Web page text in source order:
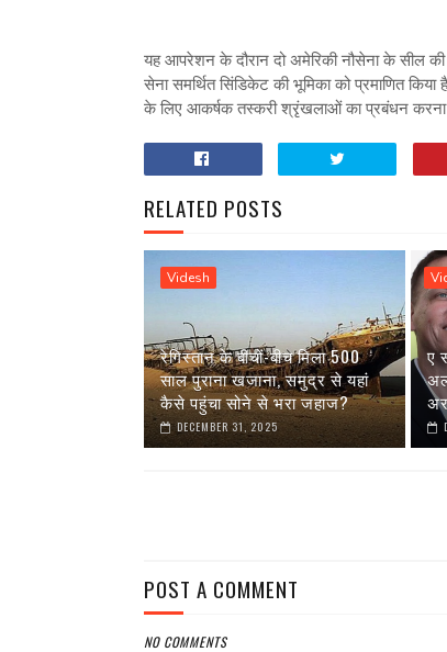
यह आपरेशन के दौरान दो अमेरिकी नौसेना के सील की
सेना समर्थित सिंडिकेट की भूमिका को प्रमाणित
के लिए आकर्षक तस्करी श्रृंखलाओं का प्रबंधन करना
RELATED POSTS
Videsh
रेगिस्तान के बीचों-बीच मिला 500
साल पुराना खजाना, समुद्र से यहां
कैसे पहुंचा सोने से भरा जहाज?
DECEMBER 31, 2025
ए
POST A COMMENT
NO COMMENTS